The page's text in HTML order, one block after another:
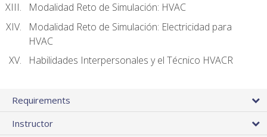
Modalidad Reto de Simulación: HVAC
Modalidad Reto de Simulación: Electricidad para
HVAC
Habilidades Interpersonales y el Técnico HVACR
Requirements
Instructor